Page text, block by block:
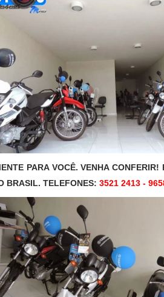
PARA VOCÊ. VENHA
BRASIL. TELEFONES: 3521 2413 -